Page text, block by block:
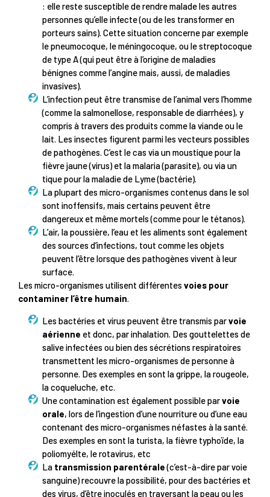
: elle reste susceptible de rendre malade les autres
personnes qu’elle infecte (ou de les transformer en
porteurs sains). Cette situation concerne par exemple
le pneumocoque, le méningocoque, ou le streptocoque
de type A (qui peut être à l’origine de maladies
bénignes comme l’angine mais, aussi, de maladies
invasives).
L’infection peut être transmise de l’animal vers l’homme
(comme la salmonellose, responsable de diarrhées), y
compris à travers des produits comme la viande ou le
lait. Les insectes figurent parmi les vecteurs possibles
de pathogènes. C’est le cas via un moustique pour la
fièvre jaune (virus) et la malaria (parasite), ou via un
tique pour la maladie de Lyme (bactérie).
La plupart des micro-organismes contenus dans le sol
sont inoffensifs, mais certains peuvent être
dangereux et même mortels (comme pour le tétanos).
L’air, la poussière, l’eau et les aliments sont également
des sources d’infections, tout comme les objets
peuvent l’être lorsque des pathogènes vivent à leur
surface.
Les micro-organismes utilisent différentes voies pour
contaminer l’être humain.
Les bactéries et virus peuvent être transmis parvoie
aérienne et donc, par inhalation. Des gouttelettes de
salive infectées ou bien des sécrétions respiratoires
transmettent les micro-organismes de personne à
personne. Des exemples en sont la grippe, la rougeole,
la coqueluche, etc.
Une contamination est également possible parvoie
orale, lors de l’ingestion d’une nourriture ou d’une eau
contenant des micro-organismes néfastes à la santé.
Des exemples en sont la turista, la fièvre typhoïde, la
poliomyélte, le rotavirus, etc
La transmission parentérale(c’est-à-dire par voie
sanguine) recouvre la possibilité, pour des bactéries et
des virus, d’être inoculés en traversant la peau ou les